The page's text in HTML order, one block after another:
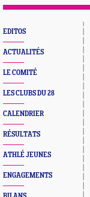
EDITOS
ACTUALITÉS
LE COMITÉ
LES CLUBS DU 28
CALENDRIER
RÉSULTATS
ATHLÉ JEUNES
ENGAGEMENTS